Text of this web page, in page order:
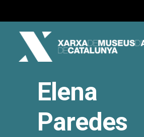
Elena
Paredes